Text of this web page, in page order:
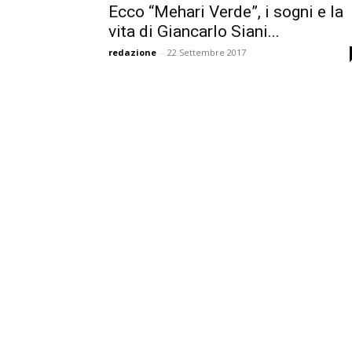
Ecco “Mehari Verde”, i sogni e la
vita di Giancarlo Siani...
redazione - 22 Settembre 2017